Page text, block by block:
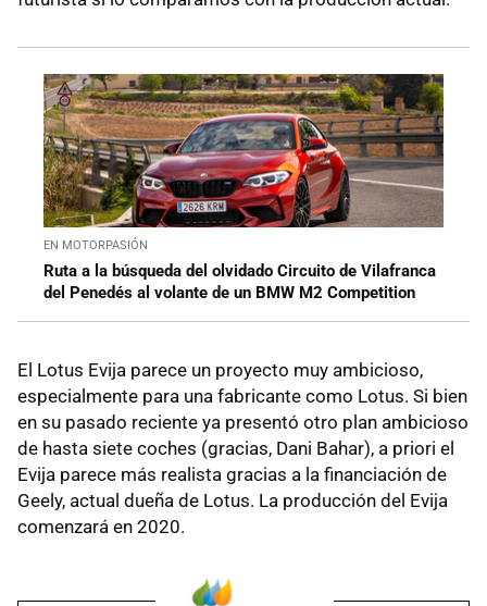
EN MOTORPASIÓN
Ruta a la búsqueda del olvidado Circuito de Vilafranca
del Penedés al volante de un BMW M2 Competition
El Lotus Evija parece un proyecto muy ambicioso,
especialmente para una fabricante como Lotus. Si bien
en su pasado reciente ya presentó otro plan ambicioso
de hasta siete coches (gracias, Dani Bahar), a priori el
Evija parece más realista gracias a la financiación de
Geely, actual dueña de Lotus. La producción del Evija
comenzará en 2020.